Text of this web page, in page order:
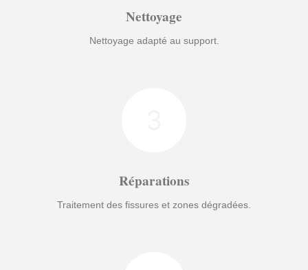
Nettoyage
Nettoyage adapté au support.
Réparations
Traitement des fissures et zones dégradées.